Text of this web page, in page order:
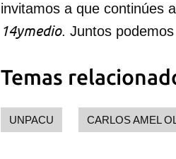
invitamos a que continúes
14ymedio. Juntos
Temas
UNPACU CARLOS AMEL